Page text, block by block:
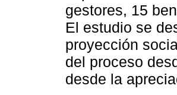
gestores, 15
El estudio se
proyección
del proceso
desde la